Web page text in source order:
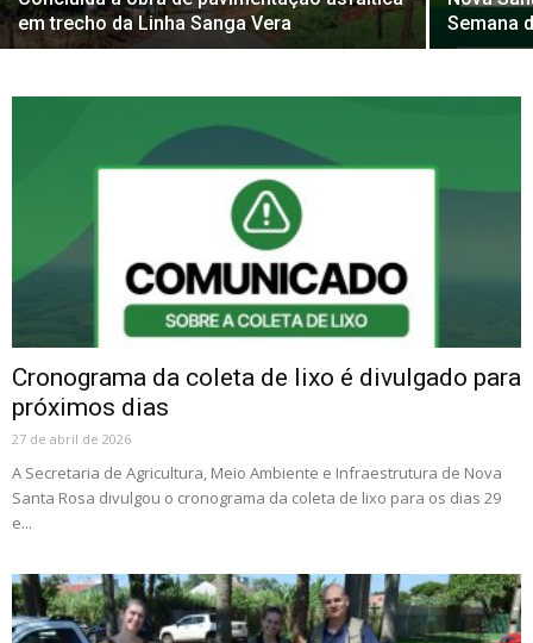
em trecho da Linha Sanga Vera
Semana
Cronograma da coleta de lixo é divulgado para
próximos dias
27 de abril de 2026
A Secretaria de Agricultura, Meio Ambiente e Infraestrutura de Nova
Santa Rosa divulgou o cronograma da coleta de lixo para os dias 29
e...